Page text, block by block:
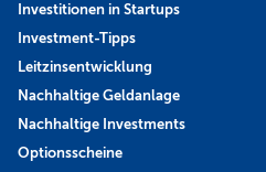
Investitionen in Startups
Investment-Tipps
Leitzinsentwicklung
Nachhaltige Geldanlage
Nachhaltige Investments
Optionsscheine